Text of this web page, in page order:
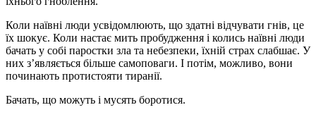
Коли наївні люди усвідомлюють, що здатні відчувати гнів, це
їх шокує. Коли настає мить пробудження і колись наївні люди
бачать у собі паростки зла та небезпеки, їхній страх слабшає. У
них з’являється більше самоповаги. І потім, можливо, вони
починають протистояти тиранії.
Бачать, що можуть і мусять боротися.